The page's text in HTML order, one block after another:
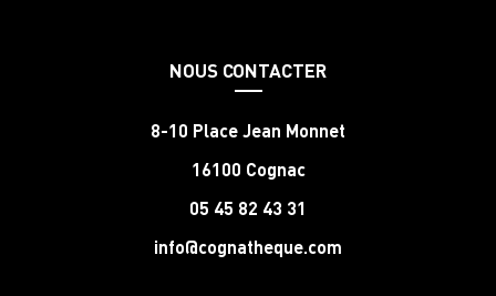
NOUS CONTACTER
8-10 Place Jean Monnet
16100 Cognac
05 45 82 43 31
info@cognatheque.com